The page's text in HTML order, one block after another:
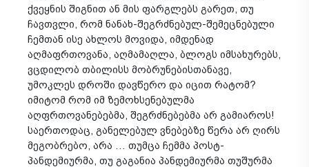
ქვეყნის შიგნით ან მის ფარგლებს გარეთ, თუ
ჩავთვლი, რომ ნანახ-შეგრძნებულ-შემეცნებული
ჩემთან ისე ახლოს მოვიდა, იმდენად
აღმაფრთოვანა, აღმამაღლა, ბლოგს იმსახურებს,
ვცდილობ თბილისს მობრუნებისთანავე,
უმოკლეს დროში დავწერო და იცით რატომ?
იმიტომ რომ იმ ზემოხსენებულმა
აღფრთოვანებებმა, შეგრძნებებმა არ გამიაროს!
საერთოდაც, განელებულ ვნებებზე წერა არ ღირს
მეგობრებო, არა … თუმცა ჩემმა პოსტ-
პანდემიურმა, თუ გაგანია პანდემიურმა თუშურმა